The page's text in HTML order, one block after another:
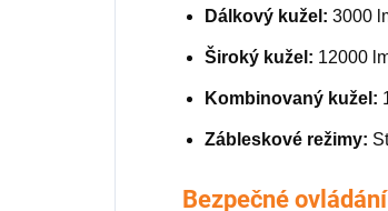
Dálkový kužel: 3000
Široký kužel: 12000
Kombinovaný kužel:
Zábleskové režimy:
Bezpečné